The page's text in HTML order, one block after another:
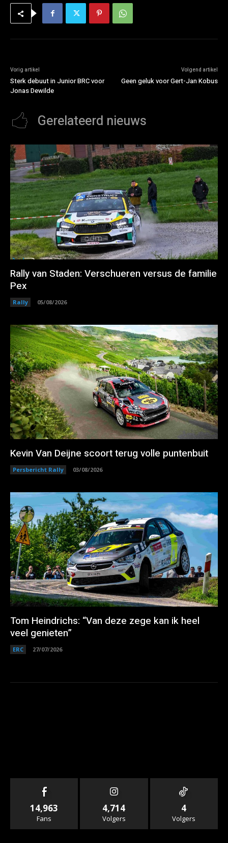
Vorig artikel
Sterk debuut in Junior BRC voor
Jonas Dewilde
Volgend artikel
Geen geluk voor Gert-Jan Kobus
Gerelateerd nieuws
Rally van Staden: Verschueren versus de familie
Pex
Rally 05/08/2026
Kevin Van Deijne scoort terug volle puntenbuit
Persbericht Rally 03/08/2026
Tom Heindrichs: “Van deze zege kan ik heel
veel genieten”
ERC 27/07/2026
14,963
Fans
4,714
Volgers
4
Volgers